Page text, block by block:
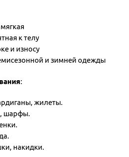
к телу
и износу
и зимней одежды
:
жилеты.
шарфы.
накидки.